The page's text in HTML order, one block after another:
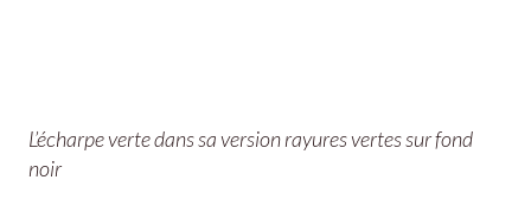
L’écharpe verte dans sa version rayures vertes sur fond
noir